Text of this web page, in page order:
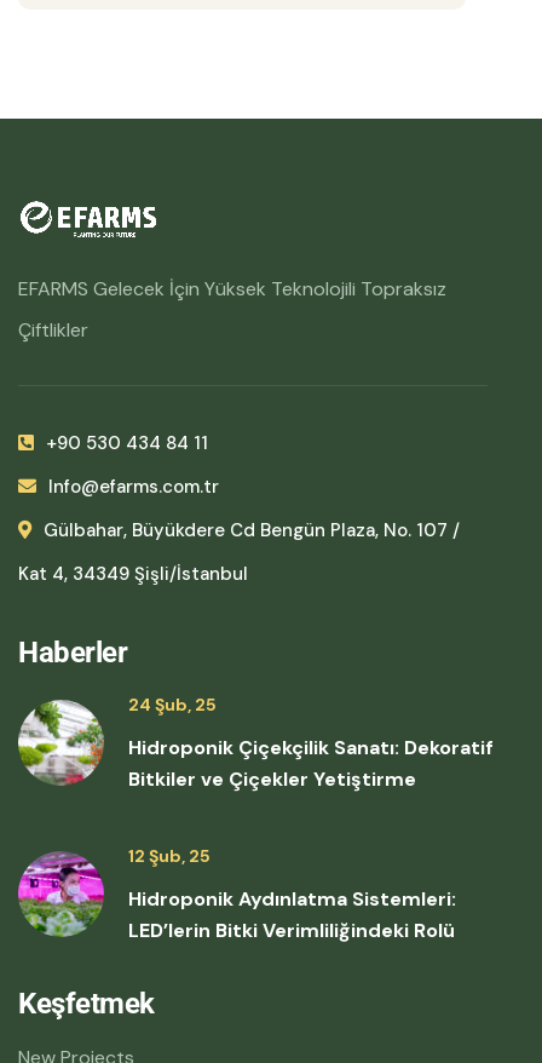
EFARMS Gelecek İçin Yüksek Teknolojili Topraksız
Çiftlikler
+90 530 434 84 11
Info@efarms.com.tr
Gülbahar, Büyükdere Cd Bengün Plaza, No. 107 /
Kat 4, 34349 Şişli/İstanbul
Haberler
24 Şub, 25
Hidroponik Çiçekçilik Sanatı: Dekoratif
Bitkiler ve Çiçekler Yetiştirme
12 Şub, 25
Hidroponik Aydınlatma Sistemleri:
LED’lerin Bitki Verimliliğindeki Rolü
Keşfetmek
New Projects